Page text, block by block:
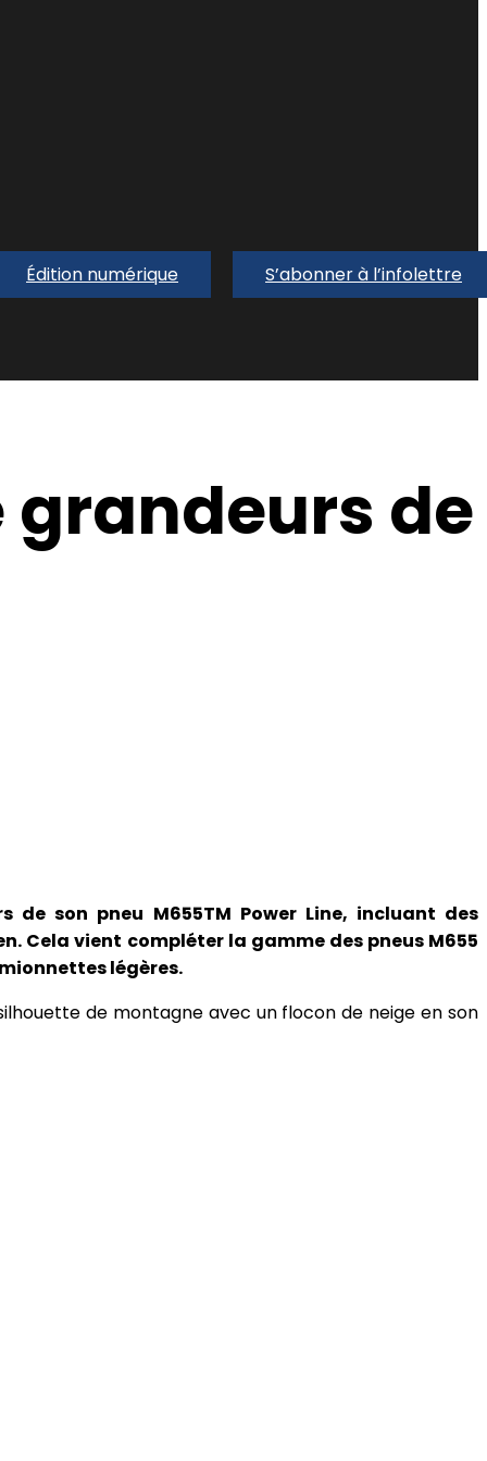
Édition numérique S’abonner à l’infolettre
grandeurs de
son pneu M655TM Power Line, incluant des
Cela vient compléter la gamme des pneus M655
légères.
de montagne avec un flocon de neige en son